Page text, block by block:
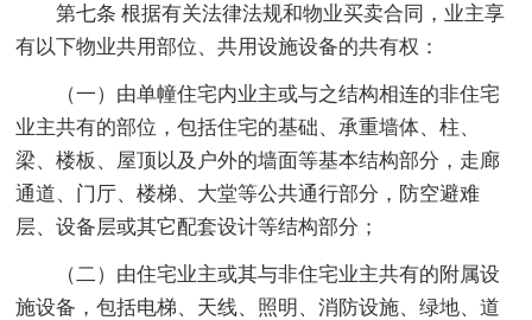
第七条 根据有关法律法规和物业买卖合同，业主享
有以下物业共用部位、共用设施设备的共有权：
（一）由单幢住宅内业主或与之结构相连的非住宅
业主共有的部位，包括住宅的基础、承重墙体、柱、
梁、楼板、屋顶以及户外的墙面等基本结构部分，走廊
通道、门厅、楼梯、大堂等公共通行部分，防空避难
层、设备层或其它配套设计等结构部分；
（二）由住宅业主或其与非住宅业主共有的附属设
施设备，包括电梯、天线、照明、消防设施、绿地、道